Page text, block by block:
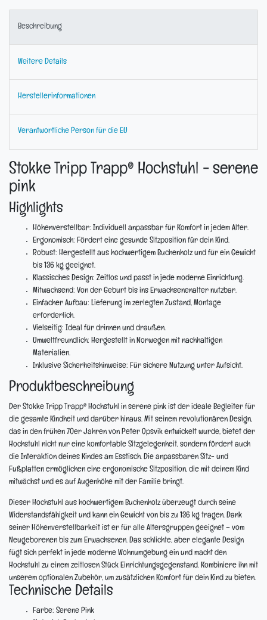
Beschreibung
Weitere Details
Herstellerinformationen
Verantwortliche Person für die EU
Stokke Tripp Trapp® Hochstuhl - serene
pink
Highlights
Höhenverstellbar: Individuell anpassbar für Komfort in jedem Alter.
Ergonomisch: Fördert eine gesunde Sitzposition für dein Kind.
Robust: Hergestellt aus hochwertigem Buchenholz und für ein Gewicht
bis 136 kg geeignet.
Klassisches Design: Zeitlos und passt in jede moderne Einrichtung.
Mitwachsend: Von der Geburt bis ins Erwachsenenalter nutzbar.
Einfacher Aufbau: Lieferung im zerlegten Zustand, Montage
erforderlich.
Vielseitig: Ideal für drinnen und draußen.
Umweltfreundlich: Hergestellt in Norwegen mit nachhaltigen
Materialien.
Inklusive Sicherheitshinweise: Für sichere Nutzung unter Aufsicht.
Produktbeschreibung
Der Stokke Tripp Trapp® Hochstuhl in serene pink ist der ideale Begleiter für
die gesamte Kindheit und darüber hinaus. Mit seinem revolutionären Design,
das in den frühen 70er Jahren von Peter Opsvik entwickelt wurde, bietet der
Hochstuhl nicht nur eine komfortable Sitzgelegenheit, sondern fördert auch
die Interaktion deines Kindes am Esstisch. Die anpassbaren Sitz- und
Fußplatten ermöglichen eine ergonomische Sitzposition, die mit deinem Kind
mitwächst und es auf Augenhöhe mit der Familie bringt.
Dieser Hochstuhl aus hochwertigem Buchenholz überzeugt durch seine
Widerstandsfähigkeit und kann ein Gewicht von bis zu 136 kg tragen. Dank
seiner Höhenverstellbarkeit ist er für alle Altersgruppen geeignet – vom
Neugeborenen bis zum Erwachsenen. Das schlichte, aber elegante Design
fügt sich perfekt in jede moderne Wohnumgebung ein und macht den
Hochstuhl zu einem zeitlosen Stück Einrichtungsgegenstand. Kombiniere ihn mit
unserem optionalen Zubehör, um zusätzlichen Komfort für dein Kind zu bieten.
Technische Details
Farbe: Serene Pink